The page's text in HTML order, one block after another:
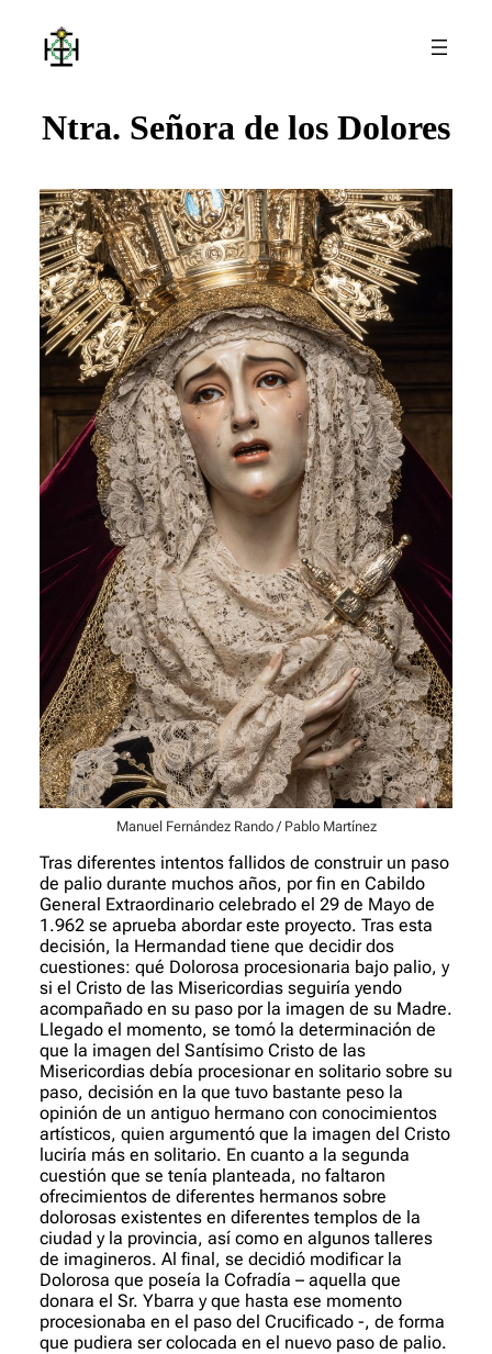
Ntra. Señora de los Dolores
Manuel Fernández Rando / Pablo Martínez
Tras diferentes intentos fallidos de construir un paso
de palio durante muchos años, por fin en Cabildo
General Extraordinario celebrado el 29 de Mayo de
1.962 se aprueba abordar este proyecto. Tras esta
decisión, la Hermandad tiene que decidir dos
cuestiones: qué Dolorosa procesionaria bajo palio, y
si el Cristo de las Misericordias seguiría yendo
acompañado en su paso por la imagen de su Madre.
Llegado el momento, se tomó la determinación de
que la imagen del Santísimo Cristo de las
Misericordias debía procesionar en solitario sobre su
paso, decisión en la que tuvo bastante peso la
opinión de un antiguo hermano con conocimientos
artísticos, quien argumentó que la imagen del Cristo
luciría más en solitario. En cuanto a la segunda
cuestión que se tenía planteada, no faltaron
ofrecimientos de diferentes hermanos sobre
dolorosas existentes en diferentes templos de la
ciudad y la provincia, así como en algunos talleres
de imagineros. Al final, se decidió modificar la
Dolorosa que poseía la Cofradía – aquella que
donara el Sr. Ybarra y que hasta ese momento
procesionaba en el paso del Crucificado -, de forma
que pudiera ser colocada en el nuevo paso de palio.